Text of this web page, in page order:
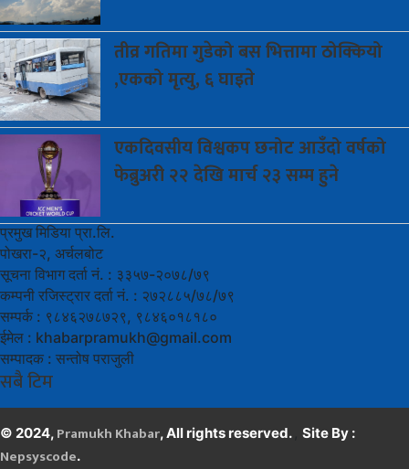
तीव्रगतिमा गुडेको बस भित्तामा ठोक्कियो
,एकको मृत्यु, ६ घाइते
एकदिवसीयविश्वकप छनोट आउँदो वर्षको
फेब्रुअरी २२ देखि मार्च २३ सम्म हुने
प्रमुख मिडिया प्रा.लि.
पोखरा-२, अर्चलबोट
सूचना विभाग दर्ता नं. : ३३५७-२०७८/७९
कम्पनी रजिस्ट्रार दर्ता नं. : २७२८८५/७८/७९
सम्पर्क : ९८४६२७८७२९, ९८४६०१८१८०
ईमेल : khabarpramukh@gmail.com
सम्पादक : सन्तोष पराजुली
सबै टिम
© 2024, Pramukh Khabar, All rights reserved. Site By :
Nepsyscode.